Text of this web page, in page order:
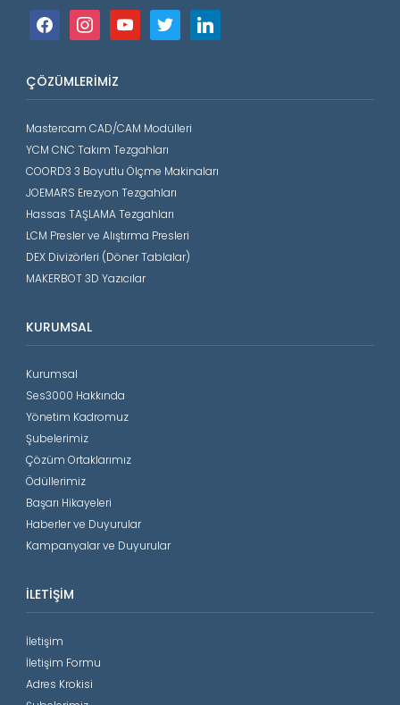
facebookinstagramyoutube twitter linkedin
ÇÖZÜMLERIMIZ
Mastercam CAD/CAM Modülleri
YCM CNC Takım Tezgahları
COORD3 3 Boyutlu Ölçme Makinaları
JOEMARS Erezyon Tezgahları
Hassas TAŞLAMA Tezgahları
LCM Presler ve Alıştırma Presleri
DEX Divizörleri (Döner Tablalar)
MAKERBOT 3D Yazıcılar
KURUMSAL
Kurumsal
Ses3000 Hakkında
Yönetim Kadromuz
Şubelerimiz
Çözüm Ortaklarımız
Ödüllerimiz
Başarı Hikayeleri
Haberler ve Duyurular
Kampanyalar ve Duyurular
İLETIŞIM
İletişim
İletişim Formu
Adres Krokisi